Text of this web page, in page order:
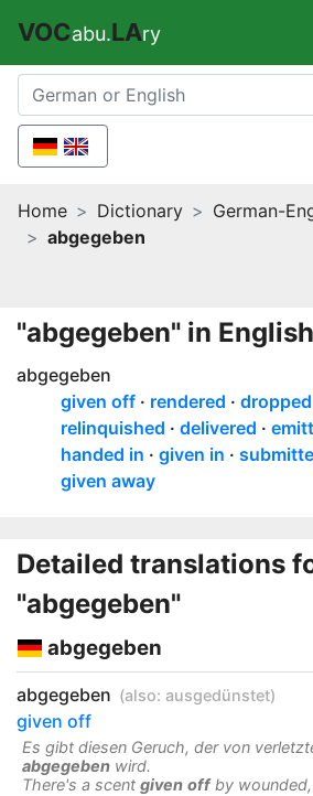
VOCabu.LAry
Home Dictionary German-
abgegeben
"abgegeben" in English
abgegeben
given off
rendered dropped
relinquished
delivered
handed in
given in
given away
Detailed translations
"abgegeben"
abgegeben
abgegeben (also: ausgedünstet)
given off
Es gibt diesen Geruch, der von
abgegeben wird.
There's a scent given offby wounded,